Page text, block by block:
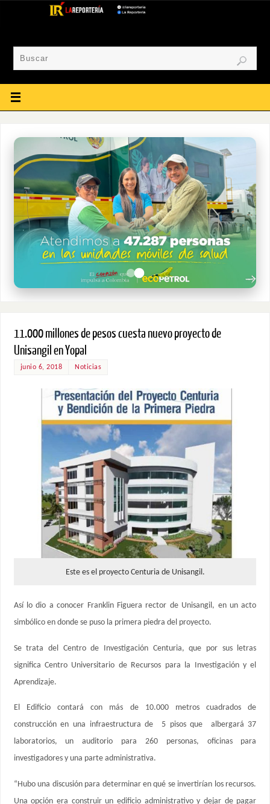
11.000 millones de pesos cuesta nuevo proyecto de
Unisangil en Yopal
junio 6, 2018 Noticias
Este es el proyecto Centuria de Unisangil.
Así lo dio a conocer Franklin Figuera rector de Unisangil, en un acto
simbólico en donde se puso la primera piedra del proyecto.
Se trata del Centro de Investigación Centuria, que por sus letras
significa Centro Universitario de Recursos para la Investigación y el
Aprendizaje.
El Edificio contará con más de 10.000 metros cuadrados de
construcción en una infraestructura de 5 pisos que albergará 37
laboratorios, un auditorio para 260 personas, oficinas para
investigadores y una parte administrativa.
“Hubo una discusión para determinar en qué se invertirían los recursos.
Una opción era construir un edificio administrativo y dejar de pagar